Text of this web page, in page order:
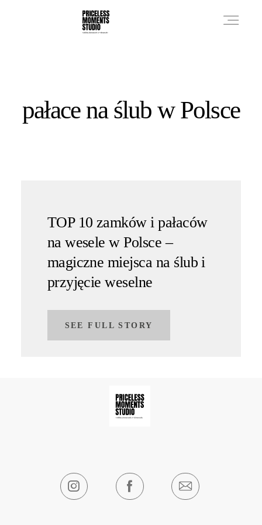
pałace na ślub w Polsce
TOP 10 zamków i pałaców
na wesele w Polsce –
magiczne miejsca na ślub i
przyjęcie weselne
SEE FULL STORY
PHOTO WORKS